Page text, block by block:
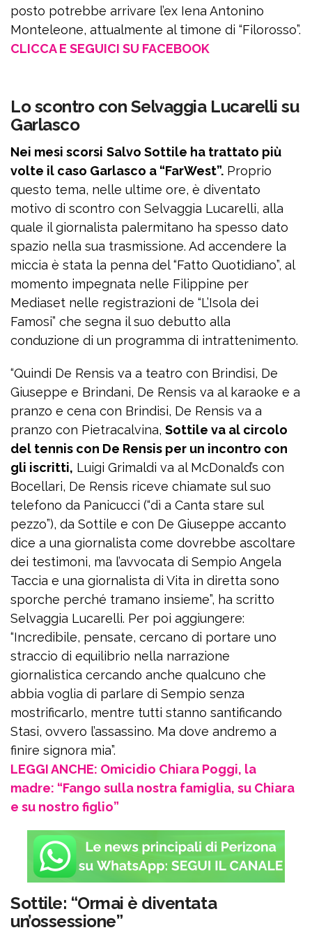
posto potrebbe arrivare l’ex Iena Antonino
Monteleone, attualmente al timone di “Filorosso”.
CLICCA E SEGUICI SU FACEBOOK
Lo scontro con Selvaggia Lucarelli su
Garlasco
Nei mesi scorsi Salvo Sottile ha trattato più
volte il caso Garlasco a “FarWest”. Proprio
questo tema, nelle ultime ore, è diventato
motivo di scontro con Selvaggia Lucarelli, alla
quale il giornalista palermitano ha spesso dato
spazio nella sua trasmissione. Ad accendere la
miccia è stata la penna del “Fatto Quotidiano”, al
momento impegnata nelle Filippine per
Mediaset nelle registrazioni de “L’Isola dei
Famosi” che segna il suo debutto alla
conduzione di un programma di intrattenimento.
“Quindi De Rensis va a teatro con Brindisi, De
Giuseppe e Brindani, De Rensis va al karaoke e a
pranzo e cena con Brindisi, De Rensis va a
pranzo con Pietracalvina, Sottile va al circolo
del tennis con De Rensis per un incontro con
gli iscritti, Luigi Grimaldi va al McDonald’s con
Bocellari, De Rensis riceve chiamate sul suo
telefono da Panicucci (“dì a Canta stare sul
pezzo”), da Sottile e con De Giuseppe accanto
dice a una giornalista come dovrebbe ascoltare
dei testimoni, ma l’avvocata di Sempio Angela
Taccia e una giornalista di Vita in diretta sono
sporche perché tramano insieme”, ha scritto
Selvaggia Lucarelli. Per poi aggiungere:
“Incredibile, pensate, cercano di portare uno
straccio di equilibrio nella narrazione
giornalistica cercando anche qualcuno che
abbia voglia di parlare di Sempio senza
mostrificarlo, mentre tutti stanno santificando
Stasi, ovvero l’assassino. Ma dove andremo a
finire signora mia”.
LEGGI ANCHE: Omicidio Chiara Poggi, la
madre: “Fango sulla nostra famiglia, su Chiara
e su nostro figlio”
Sottile: “Ormai è diventata
un’ossessione”